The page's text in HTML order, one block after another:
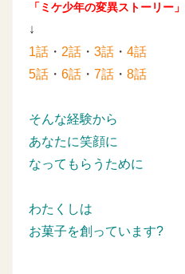
「ミケ少年の変異ストーリー」
↓
1話 ・ 2話 ・ 3話 ・ 4話
5話 ・ 6話 ・ 7話 ・ 8話
そんな経験から
あなたに笑顔に
なってもらうために
わたくしは
お菓子を創っています?